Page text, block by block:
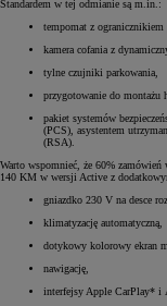
Standardem w tej odmianie są m.in.:
tempomat z ogranicznikiem
kamera cofania z
tylne czujniki parkowania,
przygotowanie do montażu
pakiet systemów
(PCS), asystentem
(RSA).
Warto wspomnieć, że 60%
140 KM w wersji Active z
gniazdko 230 V na desce
klimatyzację automatyczną,
dotykowy kolorowy ekran
nawigację,
interfejsy Apple CarPlay* i